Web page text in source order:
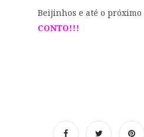
Beijinhos e até o próximo
CONTO!!!